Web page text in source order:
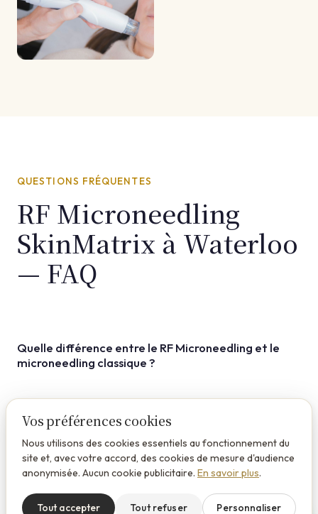
QUESTIONS FRÉQUENTES
RF Microneedling
SkinMatrix à Waterloo
— FAQ
Quelle différence entre le RF Microneedling et le
microneedling classique ?
Le microneedling classique utilise uniquement des micro-
aiguilles pour créer des micro-canaux dans la peau et
stimuler la cicatrisation. Le RF Microneedling ajoute une
radiofréquence délivrée par chaque aiguille, qui chauffe le
derme en profondeur. Résultat : une stimulation du
raffermissement réel — particulièrement efficace sur les
Est-ce douloureux ?
Une crème anesthésiante est appliquée avant la séance.
Pendant le traitement, vous ressentez des picotements et
Vos préférences cookies
Nous utilisons des cookies essentiels au fonctionnement du
site et, avec votre accord, des cookies de mesure d'audience
anonymisée. Aucun cookie publicitaire. En savoir plus.
Tout accepter Tout refuser Personnaliser